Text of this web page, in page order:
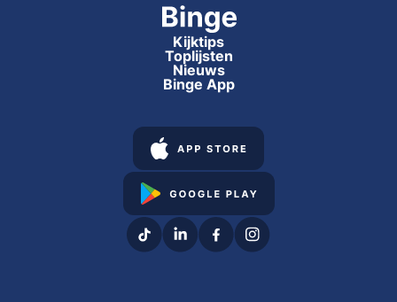
Kijktips
Toplijsten
Nieuws
Binge App